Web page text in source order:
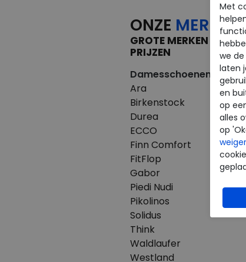
ONZE MERKEN
GROTE MERKEN VOOR
PRIJZEN
Damesschoenen
Ara
Birkenstock
Durea
ECCO
Finn Comfort
FitFlop
Gabor
Piedi Nudi
Pikolinos
Solidus
Think
Waldlaufer
Westland
Clarks
ECCO
Finn
Met
we
laten
en
op
alles
op